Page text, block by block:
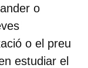
o
o el preu
estudiar el